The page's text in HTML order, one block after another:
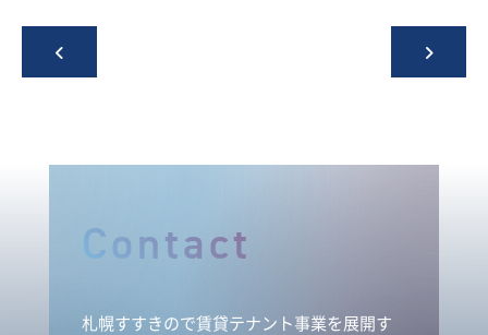
Contact
札幌すすきので賃貸テナント事業を展開す